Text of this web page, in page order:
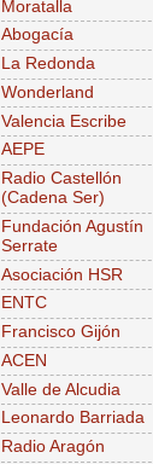
Moratalla
Abogacía
La Redonda
Wonderland
Valencia Escribe
AEPE
Radio Castellón
(Cadena Ser)
Fundación Agustín
Serrate
Asociación HSR
ENTC
Francisco Gijón
ACEN
Valle de Alcudia
Leonardo Barriada
Radio Aragón